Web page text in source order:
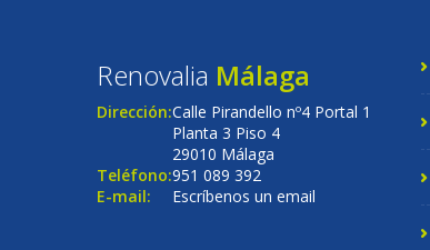
Renovalia Málaga
Dirección:Calle Pirandello nº4 Portal 1
Planta 3 Piso 4
29010 Málaga
Teléfono:951 089 392
E-mail:
Escríbenos un email